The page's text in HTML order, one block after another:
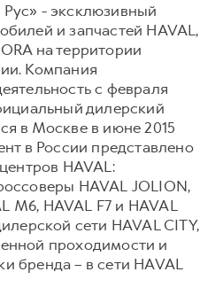
- эксклюзивный
и запчастей HAVAL,
на территории
Компания
с февраля
дилерский
в Москве в июне 2015
в России представлено
HAVAL:
HAVAL JOLION,
М6, HAVAL F7 и HAVAL
сети HAVAL CITY,
проходимости и
бренда – в сети HAVAL